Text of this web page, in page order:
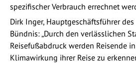
spezifischer Verbrauch errechnet
Dirk Inger, Hauptgeschäftsführer des
Bündnis: „Durch den verlässlichen
Reisefußabdruck werden Reisende
Klimawirkung ihrer Reise zu